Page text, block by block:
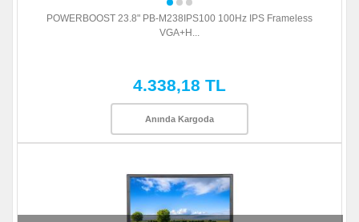
POWERBOOST 23.8" PB-M238IPS100 100Hz IPS Frameless
VGA+H...
4.338,18 TL
Anında Kargoda